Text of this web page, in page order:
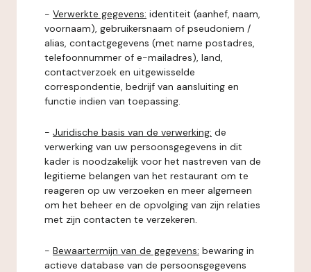
- Verwerkte gegevens: identiteit (aanhef, naam,
voornaam), gebruikersnaam of pseudoniem /
alias, contactgegevens (met name postadres,
telefoonnummer of e-mailadres), land,
contactverzoek en uitgewisselde
correspondentie, bedrijf van aansluiting en
functie indien van toepassing.
- Juridische basis van de verwerking: de
verwerking van uw persoonsgegevens in dit
kader is noodzakelijk voor het nastreven van de
legitieme belangen van het restaurant om te
reageren op uw verzoeken en meer algemeen
om het beheer en de opvolging van zijn relaties
met zijn contacten te verzekeren.
- Bewaartermijn van de gegevens: bewaring in
actieve database van de persoonsgegevens